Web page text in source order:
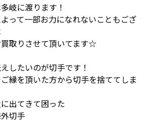
岐に渡ります！
って一部お力になれないこともござ
取りさせて頂いてます☆
したいのが切手です！
縁を頂いた方から切手を捨ててしま
出てきて困った
切手